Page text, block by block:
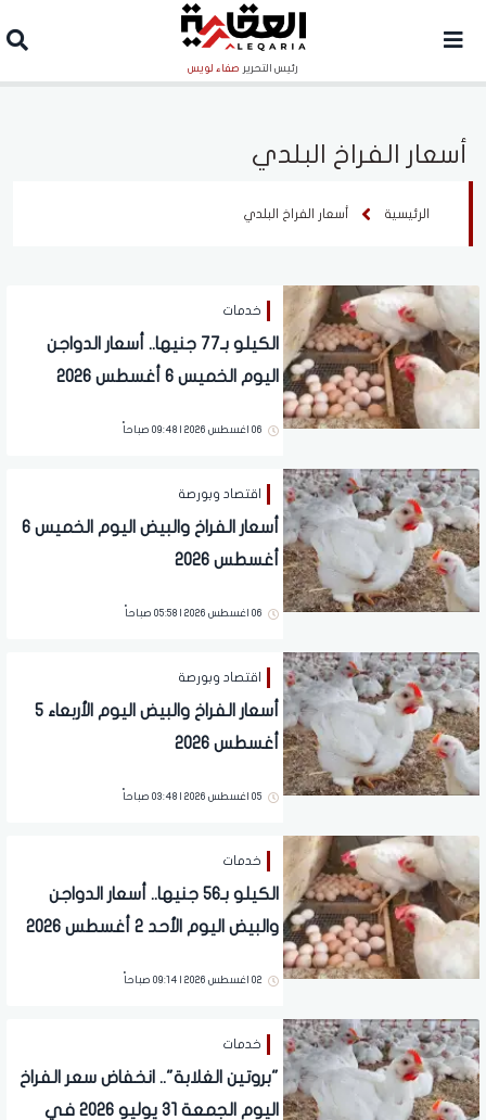
رئيس التحرير صفاء لويس
أسعار الفراخ البلدي
الرئيسية أسعار الفراخ البلدي
خدمات
الكيلو بـ77 جنيها.. أسعار الدواجن
اليوم الخميس 6 أغسطس 2026
06 اغسطس 2026 | 09:48 صباحاً
اقتصاد وبورصة
أسعار الفراخ والبيض اليوم الخميس 6
أغسطس 2026
06 اغسطس 2026 | 05:58 صباحاً
اقتصاد وبورصة
أسعار الفراخ والبيض اليوم الأربعاء 5
أغسطس 2026
05 اغسطس 2026 | 03:48 صباحاً
خدمات
الكيلو بـ56 جنيها.. أسعار الدواجن
والبيض اليوم الأحد 2 أغسطس 2026
02 اغسطس 2026 | 09:14 صباحاً
خدمات
"بروتين الغلابة".. انخفاض سعر الفراخ
اليوم الجمعة 31 يوليو 2026 في